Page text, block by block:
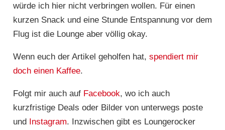
würde ich hier nicht verbringen wollen. Für einen
kurzen Snack und eine Stunde Entspannung vor dem
Flug ist die Lounge aber völlig okay.
Wenn euch der Artikel geholfen hat, spendiert mir
doch einen Kaffee.
Folgt mir auch auf Facebook, wo ich auch
kurzfristige Deals oder Bilder von unterwegs poste
und Instagram. Inzwischen gibt es Loungerocker